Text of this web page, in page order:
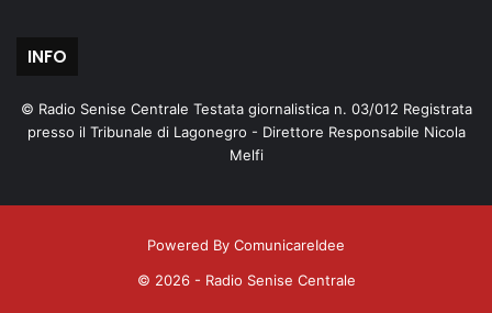
INFO
© Radio Senise Centrale Testata giornalistica n. 03/012 Registrata
presso il Tribunale di Lagonegro - Direttore Responsabile Nicola
Melfi
Powered By ComunicareIdee
© 2026 - Radio Senise Centrale